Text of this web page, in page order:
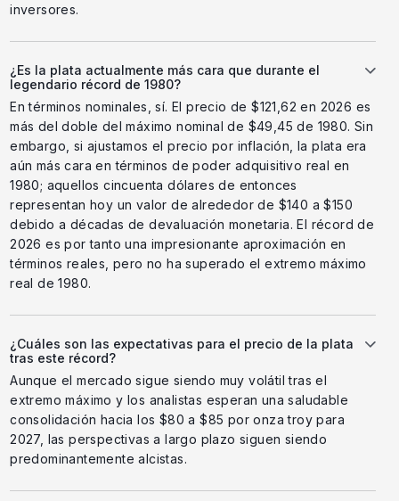
inversores.
¿Es la plata actualmente más cara que durante el
legendario récord de 1980?
En términos nominales, sí. El precio de $121,62 en 2026 es
más del doble del máximo nominal de $49,45 de 1980. Sin
embargo, si ajustamos el precio por inflación, la plata era
aún más cara en términos de poder adquisitivo real en
1980; aquellos cincuenta dólares de entonces
representan hoy un valor de alrededor de $140 a $150
debido a décadas de devaluación monetaria. El récord de
2026 es por tanto una impresionante aproximación en
términos reales, pero no ha superado el extremo máximo
real de 1980.
¿Cuáles son las expectativas para el precio de la plata
tras este récord?
Aunque el mercado sigue siendo muy volátil tras el
extremo máximo y los analistas esperan una saludable
consolidación hacia los $80 a $85 por onza troy para
2027, las perspectivas a largo plazo siguen siendo
predominantemente alcistas.